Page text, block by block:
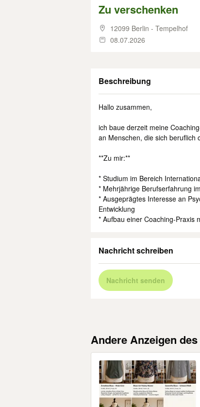
Zu verschenken
12099 Berlin - Tempelhof
08.07.2026
Beschreibung
Hallo zusammen,
ich baue derzeit meine
an Menschen, die sich beruflich
**Zu mir:**
* Studium im Bereich
* Mehrjährige Berufserfahrung
* Ausgeprägtes Interesse an
Entwicklung
* Aufbau einer Coaching-Praxis
Nachricht schreiben
Nachricht senden
Andere Anzeigen